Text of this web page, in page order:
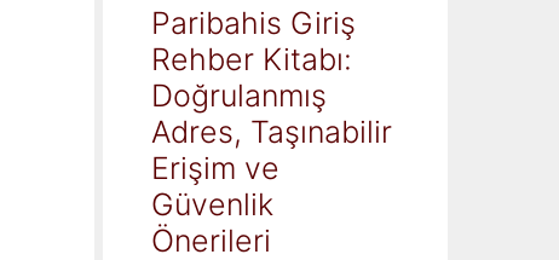
Paribahis Giriş
Rehber Kitabı:
Doğrulanmış
Adres, Taşınabilir
Erişim ve
Güvenlik
Önerileri